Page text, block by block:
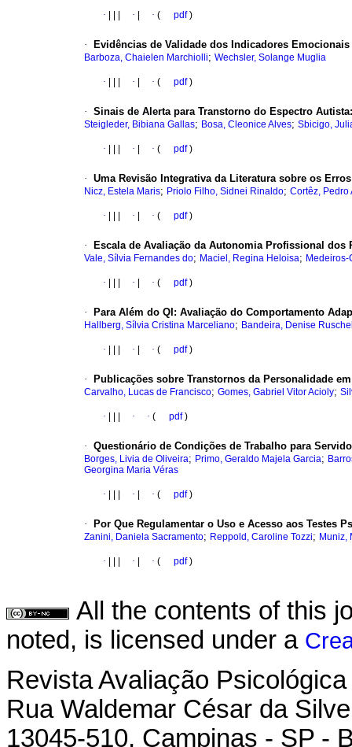
· · · ( pdf)
· Evidências de Validade dos Indicadores
Barboza, Chaielen Marchiolli; Wechsler, Solange Muglia
· · · ( pdf)
· Sinais de Alerta para Transtorno do Espectro Autista
Steigleder, Bibiana Gallas; Bosa, Cleonice Alves; Sbicigo,
· · · ( pdf)
· Uma Revisão Integrativa da Literatura sobre os
Nicz, Estela Maris; Priolo Filho, Sidnei Rinaldo; Cortêz, Pedro
· · · ( pdf)
· Escala de Avaliação da Autonomia Profissional dos
Vale, Sílvia Fernandes do; Maciel, Regina Heloisa; Medeiros-
· · · ( pdf)
· Para Além do QI : Avaliação do Comportamento
Hallberg, Sílvia Cristina Marceliano; Bandeira, Denise
· · · ( pdf)
· Publicações sobre Transtornos da Personalidade
Carvalho, Lucas de Francisco; Gomes, Gabriel Vitor Acioly;
· · · ( pdf)
· Questionário de Condições de Trabalho para
Borges, Livia de Oliveira; Primo, Geraldo Majela Garcia;
Georgina Maria Véras
· · · ( pdf)
· Por Que Regulamentar o Uso e Acesso aos Testes
Zanini, Daniela Sacramento; Reppold, Caroline Tozzi; Muniz,
· · · ( pdf)
All the contents of this
noted, is licensed under a
Revista Avaliação Psicológica
Rua Waldemar César da
13045-510, Campinas - SP -